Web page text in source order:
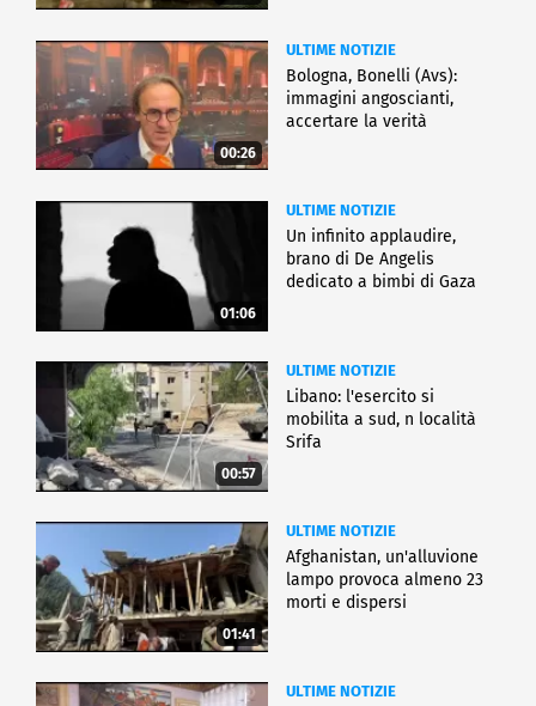
00:26
ULTIME NOTIZIE
Bologna, Bonelli (Avs):
immagini angoscianti,
accertare la verità
01:06
ULTIME NOTIZIE
Un infinito applaudire,
brano di De Angelis
dedicato a bimbi di Gaza
00:57
ULTIME NOTIZIE
Libano: l'esercito si
mobilita a sud, n località
Srifa
01:41
ULTIME NOTIZIE
Afghanistan, un'alluvione
lampo provoca almeno 23
morti e dispersi
ULTIME NOTIZIE